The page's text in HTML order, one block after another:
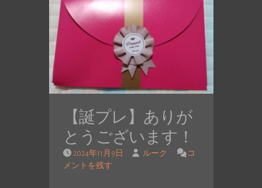
【誕プレ】ありが
とうございます！
2024年11月9日 ルーク
コ
メントを残す